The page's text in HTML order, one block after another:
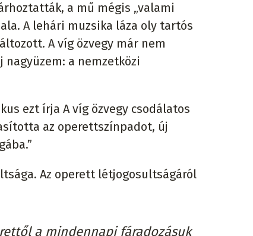
a mű mégis „valami
A lehári muzsika láza oly tartós
A víg özvegy már nem
a nemzetközi
ezt írja A víg özvegy csodálatos
az operettszínpadot, új
Az operett létjogosultságáról
a mindennapi fáradozásuk